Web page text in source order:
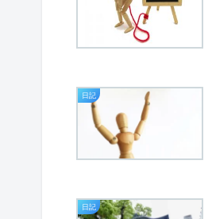
日記
日記